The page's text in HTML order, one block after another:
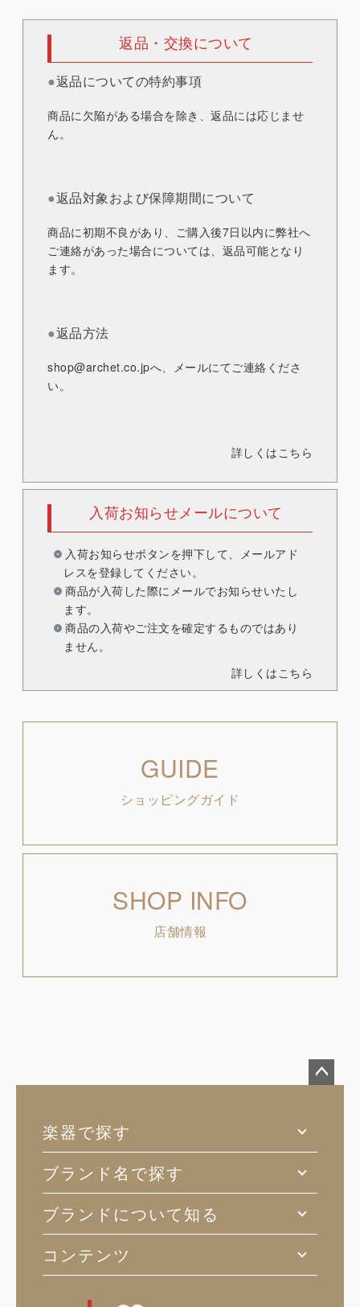
返品・交換について
●返品についての特約事項
商品に欠陥がある場合を除き、返品には応じませ
ん。
●返品対象および保障期間について
商品に初期不良があり、ご購入後7日以内に弊社へ
ご連絡があった場合については、返品可能となり
ます。
●返品方法
shop@archet.co.jpへ、メールにてご連絡くださ
い。
詳しくはこちら
入荷お知らせメールについて
入荷お知らせボタンを押下して、メールアド
レスを登録してください。
商品が入荷した際にメールでお知らせいたし
ます。
商品の入荷やご注文を確定するものではあり
ません。
詳しくはこちら
GUIDE
ショッピングガイド
SHOP INFO
店舗情報
へ
楽器で探す
ブランド名で探す
ブランドについて知る
コンテンツ